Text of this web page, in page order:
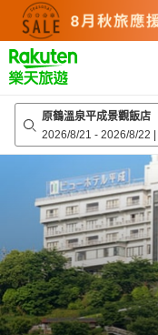
top
page
原鶴溫泉平成景觀飯店
2026/8/21 - 2026/8/22 |